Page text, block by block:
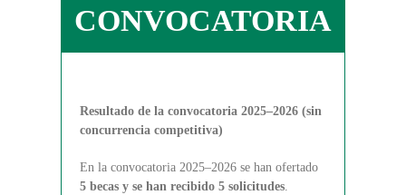
CONVOCATORIA
Resultado de la convocatoria 2025–2026 (sin
concurrencia competitiva)
En la convocatoria 2025–2026 se han ofertado
5 becas y se han recibido 5 solicitudes.